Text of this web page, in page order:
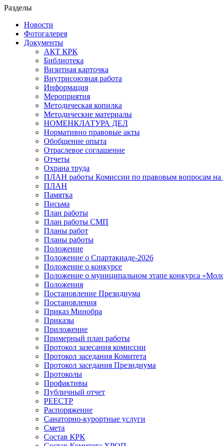
Разделы
Новости
Фотогалерея
Документы
АКТ КРК
Библиотека
Визитная карточка
Внутрисоюзная работа
Информация
Мероприятия
Методическая копилка
Методические материалы
НОМЕНКЛАТУРА ДЕЛ
Нормативно правовые акты
Обобщение опыта
Отраслевое соглашение
Отчеты
Охрана труда
ПЛАН работы Комиссии по правовым вопросам на
ПЛАН
Памятка
Письма
План работы
План работы СМП
Планы работ
Планы работы
Положение
Положение о Спартакиаде-2026
Положение о конкурсе
Положение о муниципальном этапе конкурса
Положения
Постановление Президиума
Постановления
Приказ Минобра
Приказы
Приложение
Примерный план работы
Протокол зазесания комиссии
Протокол заседания Комитета
Протокол заседания Президиума
Протоколы
Профактивы
Публичный отчет
РЕЕСТР
Распоряжение
Санаторно-курортные услуги
Смета
Состав КРК